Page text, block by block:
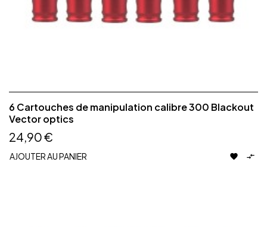
6 Cartouches de manipulation calibre 300 Blackout
Vector optics
24,90 €
AJOUTER AU PANIER  